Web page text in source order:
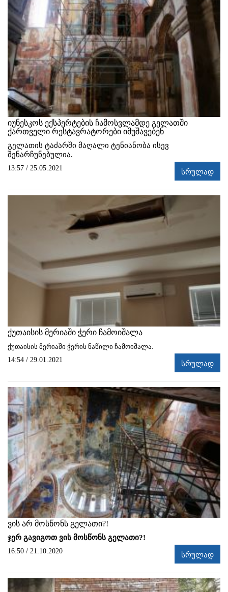
იუნესკოს ექსპერტების ჩამოსვლამდე გელათში
ქართველი რესტავრატორები იმუშავებენ
გელათის ტაძარში მაღალი ტენიანობა ისევ
შენარჩუნებულია.
13:57 / 25.05.2021 სრულად
ქუთაისის მერიაში ჭერი ჩამოიშალა
ქუთაისის მერიაში ჭერის ნაწილი ჩამოიშალა.
14:54 / 29.01.2021
სრულად
ვის არ მოსწონს გელათი?!
ჯერ გავიგოთ ვის მოსწონს გელათი?!
16:50 / 21.10.2020 სრულად